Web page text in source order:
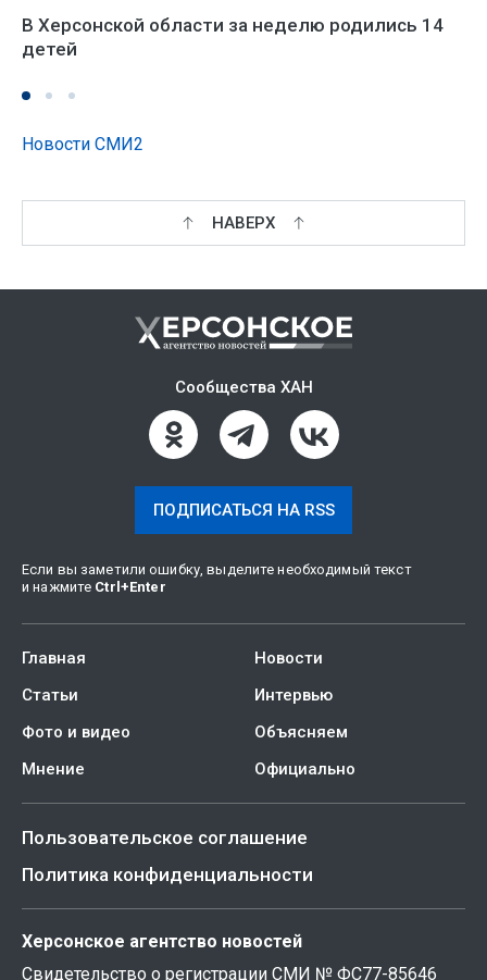
В Херсонской области за неделю родились 14
детей
Новости СМИ2
НАВЕРХ
Сообщества ХАН
ПОДПИСАТЬСЯ НА RSS
Если вы заметили ошибку, выделите необходимый текст
и нажмите Ctrl +Enter
Главная
Новости
Статьи
Интервью
Фото и видео
Объясняем
Мнение
Официально
Пользовательское соглашение
Политика конфиденциальности
Херсонское агентство новостей
Свидетельство о регистрации СМИ № ФС77-85646